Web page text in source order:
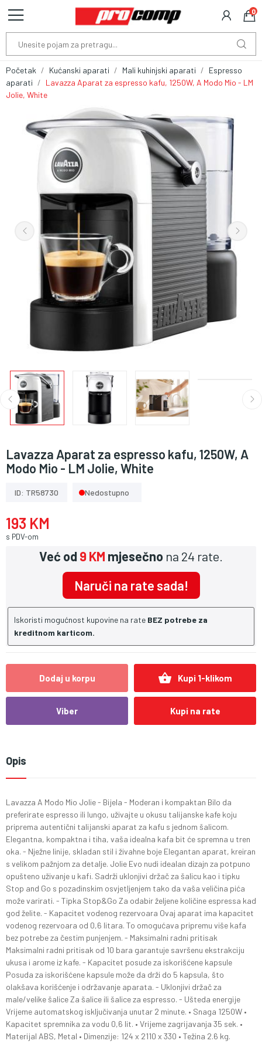
0
Početak Kućanski aparati Mali kuhinjski aparati
Espresso
aparati
Lavazza Aparat za espresso kafu, 1250W, A Modo Mio - LM
Jolie, White
Lavazza Aparat za espresso kafu, 1250W, A
Modo Mio - LM Jolie, White
ID: TR58730 Nedostupno
193 KM
s PDV-om
Već od9 KM mjesečno na 24 rate.
Naruči na rate sada!
Iskoristi mogućnost kupovine na rate BEZ potrebe za
kreditnom karticom.
Dodaj u korpu shopping_basket Kupi 1-klikom
Viber Kupi na rate
Opis
Lavazza A Modo Mio Jolie - Bijela - Moderan i kompaktan Bilo da
preferirate espresso ili lungo, uživajte u okusu talijanske kafe koju
priprema autentični talijanski aparat za kafu s jednom šalicom.
Elegantna, kompaktna i tiha, vaša idealna kafa bit će spremna u tren
oka. - Nježne linije, skladan stil i živahne boje Elegantan aparat, kreiran
s velikom pažnjom za detalje. Jolie Evo nudi idealan dizajn za potpuno
opušteno uživanje u kafi. Sadrži uklonjivi držač za šalicu kao i tipku
Stop and Go s pozadinskim osvjetljenjem tako da vaša veličina pića
može varirati. - Tipka Stop&Go Za odabir željene količine espressa kad
god želite. - Kapacitet vodenog rezervoara Ovaj aparat ima kapacitet
vodenog rezervoara od 0,6 litara. To omogućava pripremu više kafa
bez potrebe za čestim punjenjem. - Maksimalni radni pritisak
Maksimalni radni pritisak od 10 bara garantuje savršenu ekstrakciju
ukusa i arome iz kafe. - Kapacitet posude za iskorišćene kapsule
Posuda za iskorišćene kapsule može da drži do 5 kapsula, što
olakšava korišćenje i održavanje aparata. - Uklonjivi držač za
male/velike šalice Za šalice ili šalice za espresso. - Ušteda energije
Vrijeme automatskog isključivanja unutar 2 minute. • Snaga 1250W •
Kapacitet spremnika za vodu 0,6 lit. • Vrijeme zagrijavanja 35 sek. •
Materijal ABS, Metal • Dimenzije: 124 x 2110 x 330 • Težina 2.6 kg.